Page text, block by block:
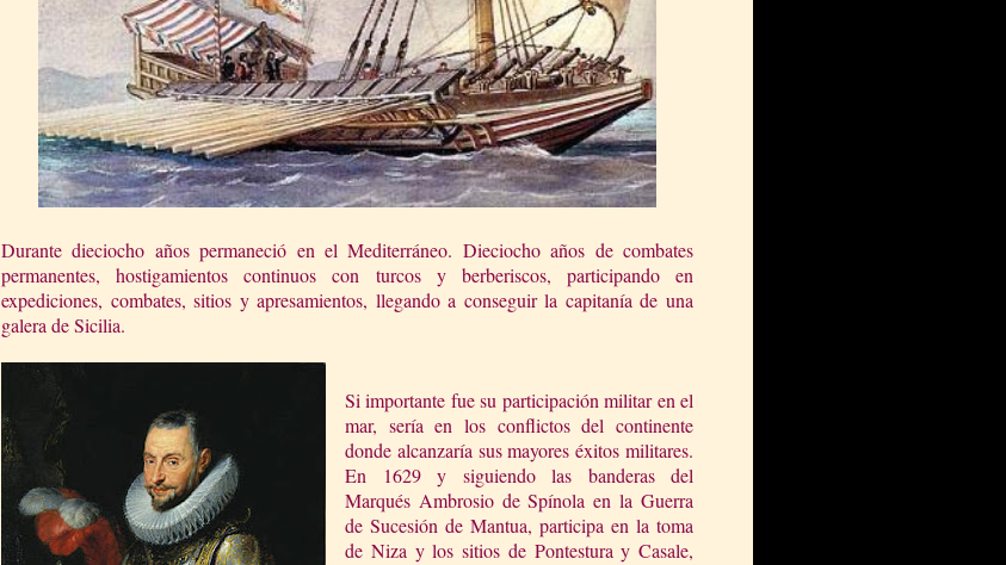
Durante dieciocho años permaneció en el Mediterráneo. Dieciocho años de combates
permanentes, hostigamientos continuos con turcos y berberiscos, participando en
expediciones, combates, sitios y apresamientos, llegando a conseguir la capitanía de una
galera de Sicilia.
Si importante fue su participación militar en el
mar, sería en los conflictos del continente
donde alcanzaría sus mayores éxitos militares.
En 1629 y siguiendo las banderas del
Marqués Ambrosio de Spínola en la Guerra
de Sucesión de Mantua, participa en la toma
de Niza y los sitios de Pontestura y Casale,